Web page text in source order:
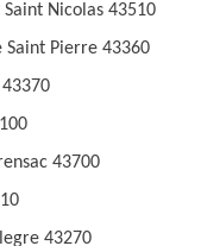
Nicolas 43510
Pierre 43360
43700
43270